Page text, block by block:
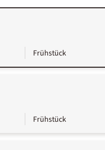
Frühstück
Frühstück